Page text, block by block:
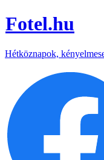
Fotel.hu
Hétköznapok,